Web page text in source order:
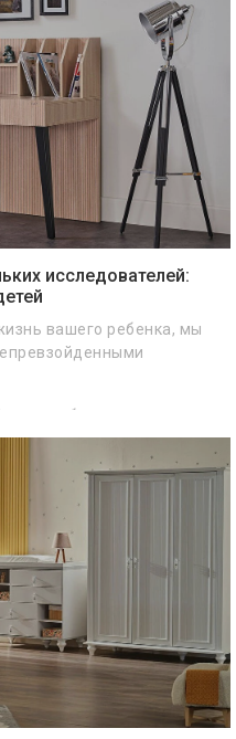
исследователей:
вашего ребенка, мы
и учебных столов — все,
по невероятным ценам!
превратить комнату
для отдыха, игр и учебы.